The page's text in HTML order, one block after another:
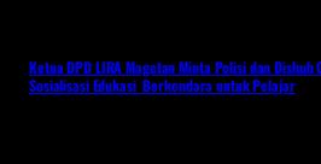
Ketua DPD LIRA Magetan Minta Polisi dan Dishub
Sosialisasi Edukasi Berkendara untuk Pelajar